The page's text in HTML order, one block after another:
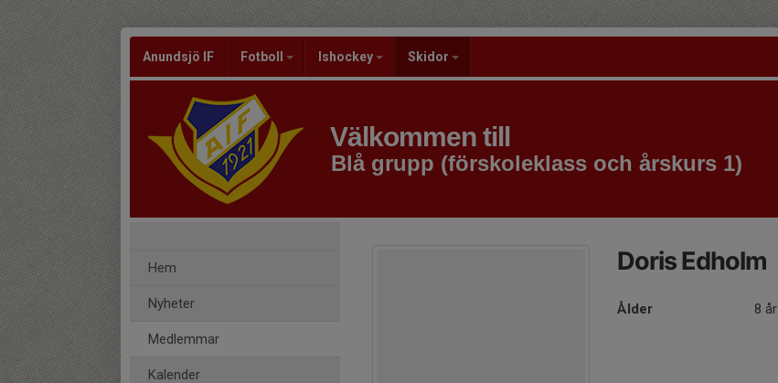
Anundsjö IF Fotboll Ishockey Skidor
Välkommen till
Blå grupp (förskoleklass och årskurs 1)
Hem
Nyheter
Medlemmar
Kalender
Doris Edholm
Ålder 8 år